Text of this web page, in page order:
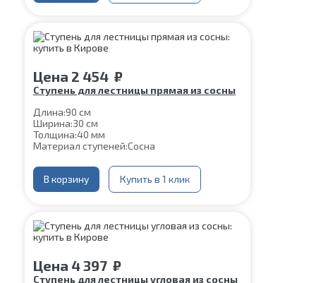
Цена 2 454 ₽
Ступень для лестницы прямая из сосны
Длина:90 см
Ширина:30 см
Толщина:40 мм
Материал ступеней:Сосна
В корзину Купить в 1 клик
Цена 4 397 ₽
Ступень для лестницы угловая из сосны